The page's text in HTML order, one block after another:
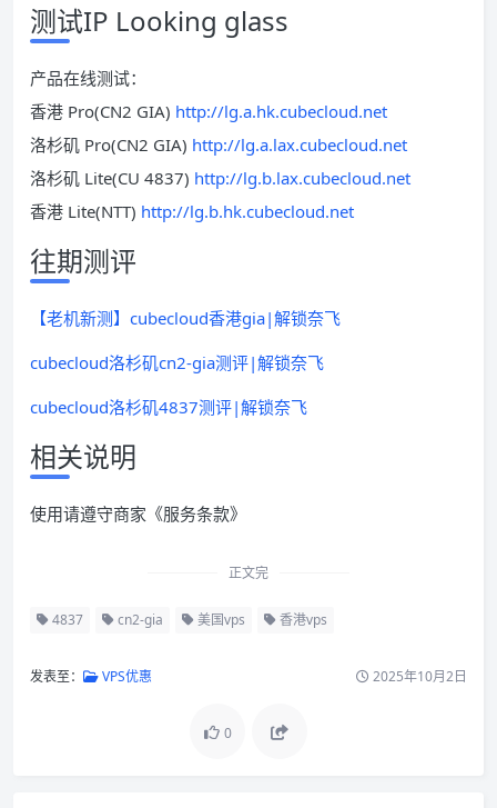
测试IP Looking glass
产品在线测试：
香港 Pro(CN2 GIA) http://lg.a.hk.cubecloud.net
洛杉矶 Pro(CN2 GIA) http://lg.a.lax.cubecloud.net
洛杉矶 Lite(CU 4837) http://lg.b.lax.cubecloud.net
香港 Lite(NTT) http://lg.b.hk.cubecloud.net
往期测评
【老机新测】cubecloud香港gia|解锁奈飞
cubecloud洛杉矶cn2-gia测评|解锁奈飞
cubecloud洛杉矶4837测评|解锁奈飞
相关说明
使用请遵守商家《服务条款》
正文完
4837 cn2-gia 美国vps 香港vps
发表至： VPS优惠 2025年10月2日
0